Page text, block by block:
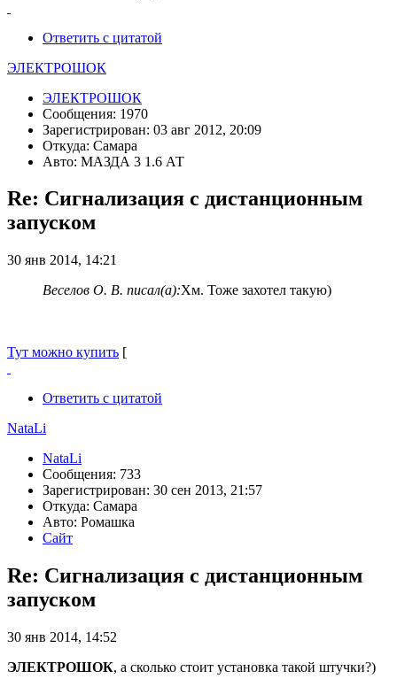
Ответить с цитатой
ЭЛЕКТРОШОК
ЭЛЕКТРОШОК
Сообщения: 1970
Зарегистрирован: 03 авг 2012, 20:09
Откуда: Самара
Авто: МАЗДА 3 1.6 АТ
Re: Сигнализация с дистанционным
запуском
30 янв 2014, 14:21
Веселов О. В. писал(а):Хм. Тоже захотел такую)
Тут можно купить [
Ответить с цитатой
NataLi
NataLi
Сообщения: 733
Зарегистрирован: 30 сен 2013, 21:57
Откуда: Самара
Авто: Ромашка
Сайт
Re: Сигнализация с дистанционным
запуском
30 янв 2014, 14:52
ЭЛЕКТРОШОК, а сколько стоит установка такой штучки?)